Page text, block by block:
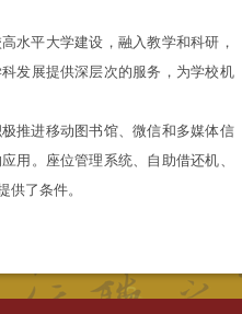
水平大学建设，融入教学和科研，
发展提供深层次的服务，为学校机
推进移动图书馆、微信和多媒体信
用。座位管理系统、自助借还机、
了条件。